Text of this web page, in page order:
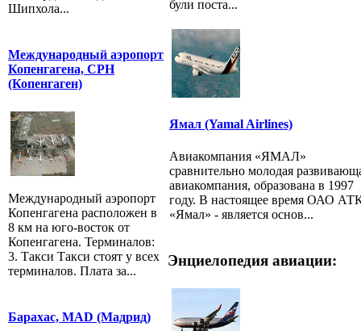
Шипхола...
Международный аэропорт
Копенгагена, CPH
(Копенгаген)
Международный аэропорт
Копенгагена расположен в
8 км на юго-восток от
Копенгагена. Терминалов:
3. Такси Такси стоят у всех
терминалов. Плата за...
Барахас, MAD (Мадрид)
були поста...
Ямал (Yamal Airlines)
Авиакомпания «ЯМАЛ»
сравнительно молодая
авиакомпания, образована в 1997
году. В настоящее время ОАО
«Ямал» - является основ...
Энциелопедия авиации: